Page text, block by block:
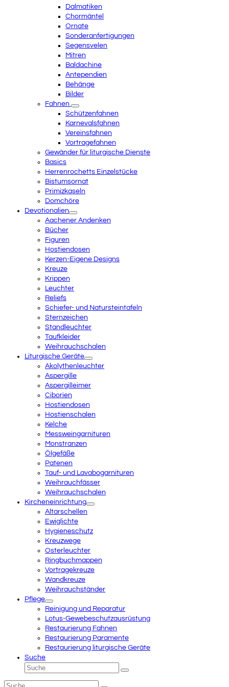
Dalmatiken
Chormäntel
Ornate
Sonderanfertigungen
Segensvelen
Mitren
Baldachine
Antependien
Behänge
Bilder
Fahnen
Schützenfahnen
Karnevalsfahnen
Vereinsfahnen
Vortragefahnen
Gewänder für liturgische Dienste
Basics
Herrenrochetts Einzelstücke
Bistumsornat
Primizkaseln
Domchöre
Devotionalien
Aachener Andenken
Bücher
Figuren
Hostiendosen
Kerzen-Eigene Designs
Kreuze
Krippen
Leuchter
Reliefs
Schiefer- und Natursteintafeln
Sternzeichen
Standleuchter
Taufkleider
Weihrauchschalen
Liturgische Geräte
Akolythenleuchter
Aspergille
Aspergilleimer
Ciborien
Hostiendosen
Hostienschalen
Kelche
Messweingarnituren
Monstranzen
Ölgefäße
Patenen
Tauf- und Lavabogarnituren
Weihrauchfässer
Weihrauchschalen
Kircheneinrichtung
Altarschellen
Ewiglichte
Hygieneschutz
Kreuzwege
Osterleuchter
Ringbuchmappen
Vortragekreuze
Wandkreuze
Weihrauchständer
Pflege
Reinigung und Reparatur
Lotus-Gewebeschutzausrüstung
Restaurierung Fahnen
Restaurierung Paramente
Restaurierung liturgische Geräte
Suche
Suche
Senden
Suche